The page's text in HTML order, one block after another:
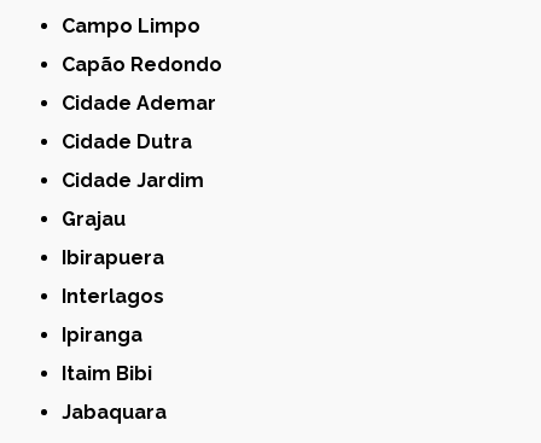
Campo Limpo
Capão Redondo
Cidade Ademar
Cidade Dutra
Cidade Jardim
Grajau
Ibirapuera
Interlagos
Ipiranga
Itaim Bibi
Jabaquara